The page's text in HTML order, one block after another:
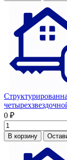
0 ₽
В корзину